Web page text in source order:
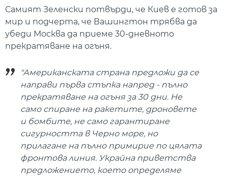
Самият Зеленски потвърди, че Киев е готов за
мир и подчерта, че Вашингтон трябва да
убеди Москва да приеме 30-дневното
прекратяване на огъня.
"Американската страна предложи да се
направи първа стъпка напред - пълно
прекратяване на огъня за 30 дни. Не
само спиране на ракетите, дроновете
и бомбите, не само гарантиране
сигурността в Черно море, но
прилагане на пълно примирие по цялата
фронтова линия. Украйна приветства
предложението, което определяме